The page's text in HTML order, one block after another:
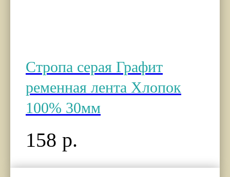
Стропа серая Графит
ременная лента Хлопок
100% 30мм
158 р.